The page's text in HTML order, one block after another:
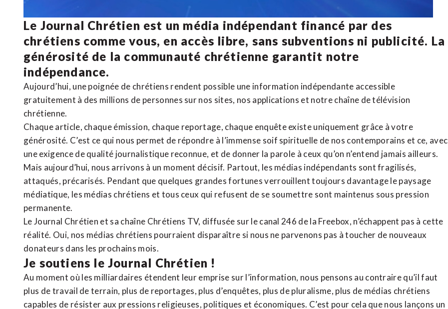
Le Journal Chrétien est un média indépendant financé par des
chrétiens comme vous, en accès libre, sans subventions ni publicité. La
générosité de la communauté chrétienne garantit notre
indépendance.
Aujourd’hui, une poignée de chrétiens rendent possible une information indépendante accessible
gratuitement à des millions de personnes sur nos sites, nos applications et notrechaîne de télévision
chrétienne.
Chaque article, chaque émission, chaque reportage, chaque enquête existe uniquement grâce à votre
générosité. C’est ce qui nous permet de répondre à l’immense soif spirituelle de nos contemporains et ce, avec
une exigence de qualité journalistique reconnue, et de donner la parole à ceux qu’on n’entend jamais ailleurs.
Mais aujourd’hui, nous arrivons à un moment décisif. Partout, les médias indépendants sont fragilisés,
attaqués, précarisés. Pendant que quelques grandes fortunes verrouillent toujours davantage le paysage
médiatique, les médias chrétiens et tous ceux qui refusent de se soumettre sont maintenus sous pression
permanente.
Le Journal Chrétien et sa chaîne Chrétiens TV, diffusée sur le canal 246 de la Freebox, n’échappent pas à cette
réalité. Oui, nos médias chrétiens pourraient disparaître si nous ne parvenons pas à toucher de nouveaux
donateurs dans les prochains mois.
Je soutiens le Journal Chrétien !
Au moment où les milliardaires étendent leur emprise sur l’information, nous pensons au contraire qu’il faut
plus de travail de terrain, plus de reportages, plus d’enquêtes, plus de pluralisme, plus de médias chrétiens
capables de résister aux pressions religieuses, politiques et économiques. C’est pour cela que nous lançons un